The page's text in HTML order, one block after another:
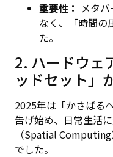
重要性： メタ
なく、「時間の
た。
2. ハードウェ
ッドセット」
2025年は「かさばる
告げ始め、日常生活
（Spatial
でした。